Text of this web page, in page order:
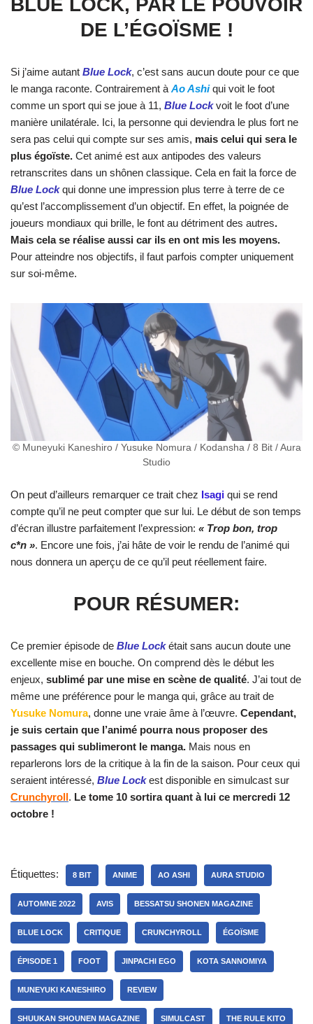
BLUE LOCK, PAR LE POUVOIR
DE L’ÉGOÏSME !
Si j’aime autant Blue Lock, c’est sans aucun doute pour ce que
le manga raconte. Contrairement àAo Ashiqui voit le foot
comme un sport qui se joue à 11, Blue Lockvoit le foot d’une
manière unilatérale. Ici, la personne qui deviendra le plus fort ne
sera pas celui qui compte sur ses amis, mais celui qui sera le
plus égoïste. Cet animé est aux antipodes des valeurs
retranscrites dans un shônen classique. Cela en fait la force de
Blue Lockqui donne une impression plus terre à terre de ce
qu’est l’accomplissement d’un objectif. En effet, la poignée de
joueurs mondiaux qui brille, le font au détriment des autres.
Mais cela se réalise aussi car ils en ont mis les moyens.
Pour atteindre nos objectifs, il faut parfois compter uniquement
sur soi-même.
© Muneyuki Kaneshiro / Yusuke Nomura / Kodansha / 8 Bit / Aura
Studio
On peut d’ailleurs remarquer ce trait chez Isagi qui se rend
compte qu’il ne peut compter que sur lui. Le début de son temps
d’écran illustre parfaitement l’expression: « Trop bon, trop
c*n ». Encore une fois, j’ai hâte de voir le rendu de l’animé qui
nous donnera un aperçu de ce qu’il peut réellement faire.
POUR RÉSUMER:
Ce premier épisode de Blue Lockétait sans aucun doute une
excellente mise en bouche. On comprend dès le début les
enjeux, sublimé par une mise en scène de qualité. J’ai tout de
même une préférence pour le manga qui, grâce au trait de
Yusuke Nomura, donne une vraie âme à l’œuvre. Cependant,
je suis certain que l’animé pourra nous proposer des
passages qui sublimeront le manga. Mais nous en
reparlerons lors de la critique à la fin de la saison. Pour ceux qui
seraient intéressé, Blue Lockest disponible en simulcast sur
Crunchyroll . Le tome 10 sortira quant à lui ce mercredi 12
octobre !
Étiquettes: 8 BIT ANIME AO ASHI AURA STUDIO
AUTOMNE 2022 AVIS BESSATSU SHONEN MAGAZINE
BLUE LOCK CRITIQUE CRUNCHYROLL ÉGOÏSME
ÉPISODE 1 FOOT JINPACHI EGO KOTA SANNOMIYA
MUNEYUKI KANESHIRO REVIEW
SHUUKAN SHOUNEN MAGAZINE SIMULCAST THE RULE KITO